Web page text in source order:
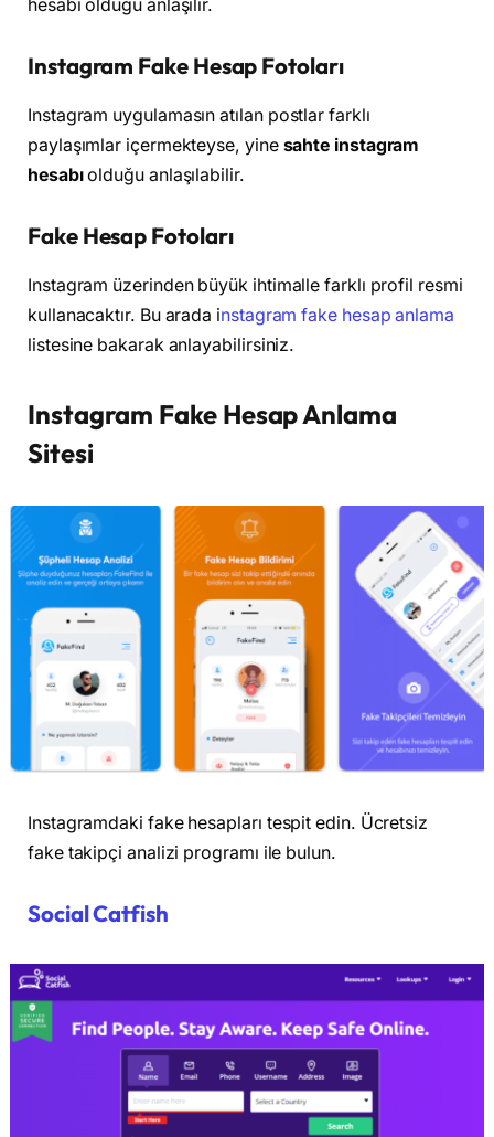
hesabı olduğu anlaşılır.
Instagram Fake Hesap Fotoları
Instagram uygulamasın atılan postlar farklı
paylaşımlar içermekteyse, yinesahte instagram
hesabıolduğu anlaşılabilir.
Fake Hesap Fotoları
Instagram üzerinden büyük ihtimalle farklı profil resmi
kullanacaktır. Bu arada instagram fake hesap anlama
listesine bakarak anlayabilirsiniz.
Instagram Fake Hesap Anlama
Sitesi
Instagramdaki fake hesapları tespit edin. Ücretsiz
fake takipçi analizi programı ile bulun.
Social Catfish